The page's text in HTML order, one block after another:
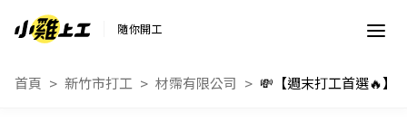
隨你開工
首頁 新竹市打工 材霈有限公司